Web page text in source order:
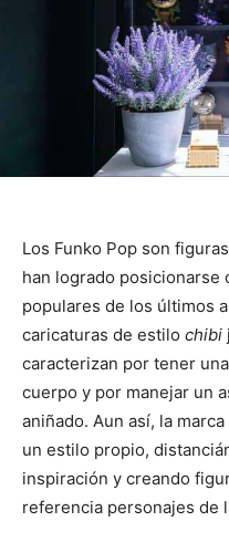
Los Funko Pop son
han logrado posicionarse
populares de los últimos
caricaturas de estilo chibi
caracterizan por tener
cuerpo y por manejar un
aniñado. Aun así, la
un estilo propio,
inspiración y creando
referencia personajes de